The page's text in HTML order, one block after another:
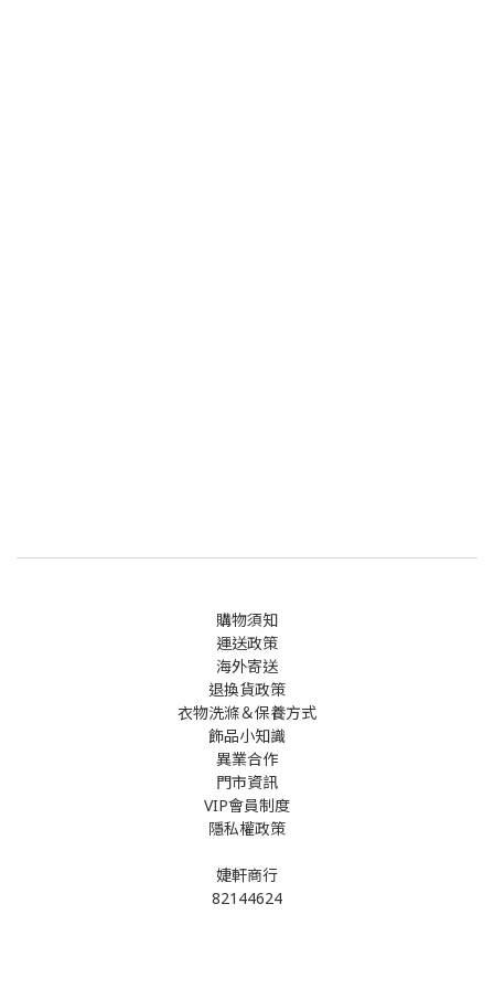
購物須知
運送政策
海外寄送
退換貨政策
衣物洗滌＆保養方式
飾品小知識
異業合作
門市資訊
VIP會員制度
隱私權政策
婕軒商行
82144624